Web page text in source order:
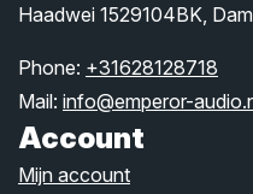
Haadwei 1529104BK,
Phone: +31628128718
Mail: info@emperor-
Account
Mijn account